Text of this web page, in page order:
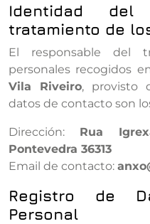
Identidad del
tratamiento de
El responsable del
personales recogidos
Vila Riveiro, provisto
datos de contacto son
Dirección: Rua
Pontevedra 36313
Email de contacto:
Registro de
Personal